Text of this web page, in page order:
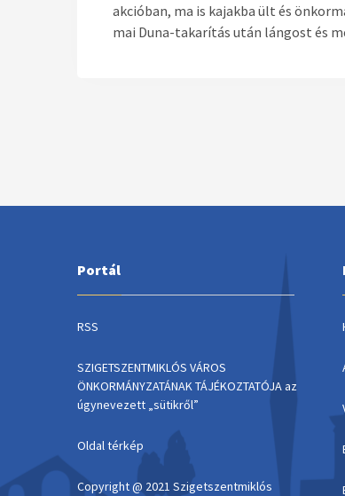
akcióban, ma is kajakba ült és
mai Duna-takarítás után lángost és
Portál
RSS
SZIGETSZENTMIKLÓS VÁROS
ÖNKORMÁNYZATÁNAK TÁJÉKOZTATÓJA az
úgynevezett „sütikről”
Oldal térkép
Copyright @ 2021 Szigetszentmiklós